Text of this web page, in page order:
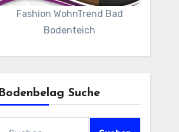
Fashion WohnTrend Bad
Bodenteich
Bodenbelag Suche